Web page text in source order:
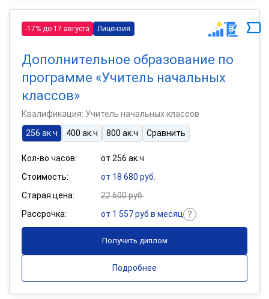
-17% до 17 августа Лицензия
Дополнительное образование по
программе «Учитель начальных
классов»
Квалификация: Учитель начальных классов
256 ак.ч
400 ак.ч 800 ак.ч Сравнить
Кол-во часов:
от 256 ак.ч
Стоимость:
от 18 680 руб.
Старая цена:
22 600 руб.
Рассрочка:
от 1 557 руб в месяц
Получить диплом
Подробнее